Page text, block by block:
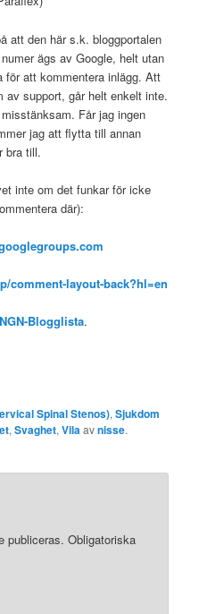
att den här s.k. bloggportalen
ägs av Google, helt utan
för att kommentera inlägg. Att
av support, går helt enkelt inte.
Får jag ingen
jag att flytta till annan
bra till.
inte om det funkar för icke
där):
comment-layout-back?hl=en
NGN-Blogglista.
Spinal Stenos),Sjukdom
,Svaghet,Vilaavnisse.
publiceras. Obligatoriska